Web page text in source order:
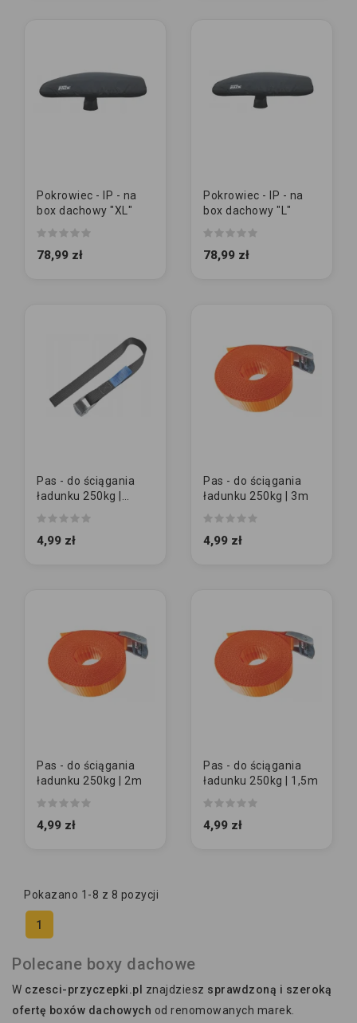
Pokrowiec - IP - na
box dachowy "XL"
78,99 zł
Pokrowiec - IP - na
box dachowy "L"
78,99 zł
Pas - do ściągania
ładunku 250kg |
4,99 zł
Pas - do ściągania
ładunku 250kg | 3m
4,99 zł
Pas - do ściągania
ładunku 250kg | 2m
4,99 zł
Pas - do ściągania
ładunku 250kg | 1,5m
4,99 zł
Pokazano 1-8 z 8 pozycji
1
Polecane boxy dachowe
W czesci-przyczepki.pl znajdziesz sprawdzoną i szeroką
ofertę boxów dachowych od renomowanych marek.